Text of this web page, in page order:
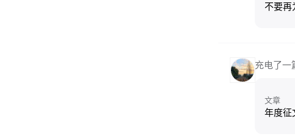
不要再
充电了一
文章
年度征